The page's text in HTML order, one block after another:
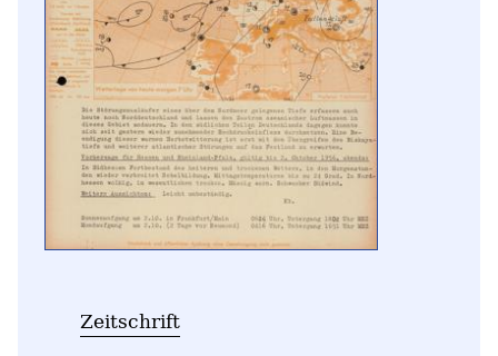
Zeitschrift